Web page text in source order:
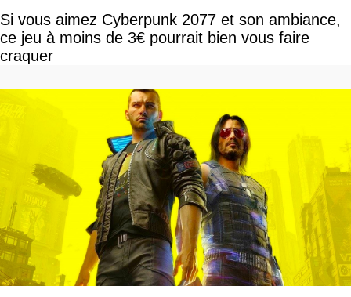
Si vous aimez Cyberpunk 2077 et son ambiance,
ce jeu à moins de 3€ pourrait bien vous faire
craquer